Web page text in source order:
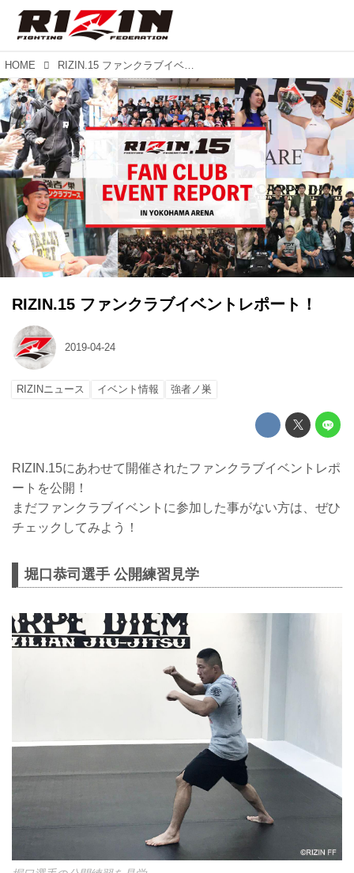
HOME RIZIN.15 ファンクラブイベントレポート！
RIZIN.15 ファンクラブイベントレポート！
2019-04-24
RIZINニュース イベント情報 強者ノ巣
RIZIN.15にあわせて開催されたファンクラブイベントレポ
ートを公開！
まだファンクラブイベントに参加した事がない方は、ぜひ
チェックしてみよう！
堀口恭司選手 公開練習見学